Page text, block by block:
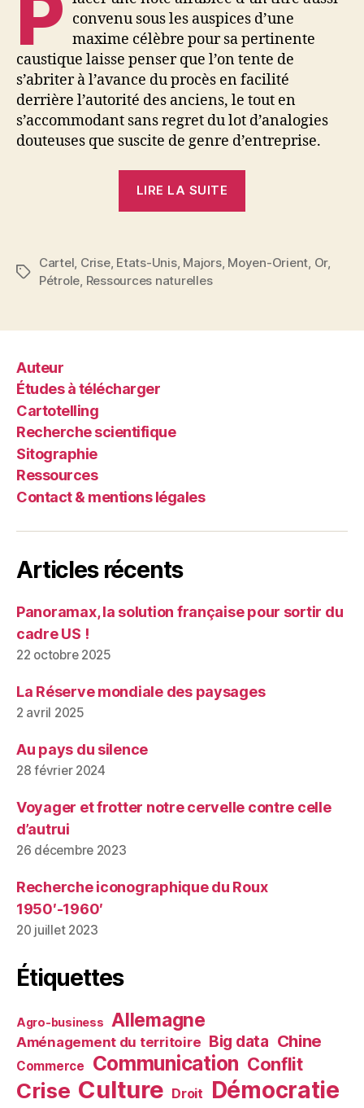
convenu sous les auspices d’une
maxime célèbre pour sa pertinente
caustique laisse penser que l’on tente de
s’abriter à l’avance du procès en facilité
derrière l’autorité des anciens, le tout en
s’accommodant sans regret du lot d’analogies
douteuses que suscite de genre d’entreprise.
LIRE LA SUITE
Étiquettes
Cartel, Crise, Etats-Unis, Majors, Moyen-Orient, Or,
Pétrole, Ressources naturelles
Auteur
Études à télécharger
Cartotelling
Recherche scientifique
Sitographie
Ressources
Contact & mentions légales
Articles récents
Panoramax, la solution française pour sortir du
cadre US !
22 octobre 2025
La Réserve mondiale des paysages
2 avril 2025
Au pays du silence
28 février 2024
Voyager et frotter notre cervelle contre celle
d’autrui
26 décembre 2023
Recherche iconographique du Roux
1950′-1960′
20 juillet 2023
Étiquettes
Agro-business Allemagne
Aménagement du territoire Big data Chine
Commerce Communication Conflit
Crise Culture Droit Démocratie